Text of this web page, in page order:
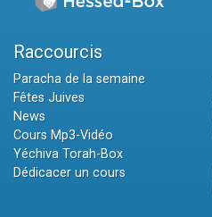
Raccourcis
Paracha de la semaine
Fêtes Juives
News
Cours Mp3-Vidéo
Yéchiva Torah-Box
Dédicacer un cours